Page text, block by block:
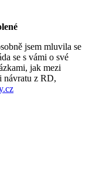
jsem mluvila se
se s vámi o své
jak mezi
návratu z RD,